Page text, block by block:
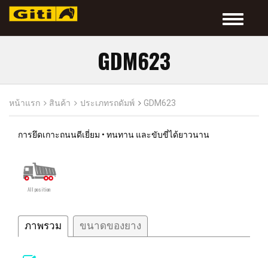
Toggle
GDM623
หน้าแรก สินค้า ประเภทรถดัมพ์ GDM623
การยึดเกาะถนนดีเยี่ยม • ทนทาน และขับขี่ได้ยาวนาน
All position
ภาพรวม ขนาดของยาง